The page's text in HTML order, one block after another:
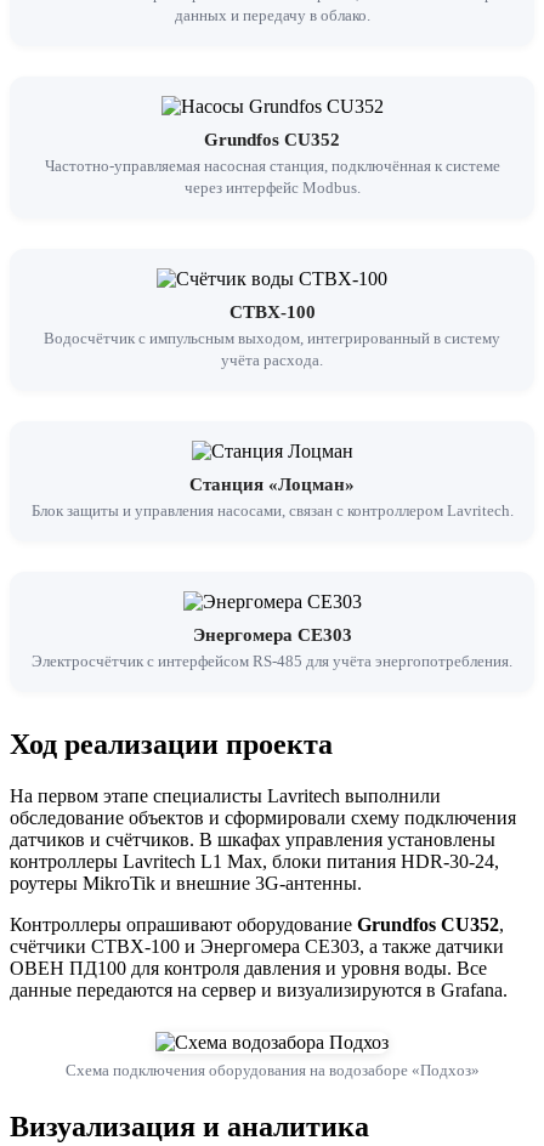
данных и передачу в облако.
Grundfos CU352
Частотно-управляемая насосная станция, подключённая к системе
через интерфейс Modbus.
СТВХ-100
Водосчётчик с импульсным выходом, интегрированный в систему
учёта расхода.
Станция «Лоцман»
Блок защиты и управления насосами, связан с контроллером Lavritech.
Энергомера СЕ303
Электросчётчик с интерфейсом RS-485 для учёта энергопотребления.
Ход реализации проекта
На первом этапе специалисты Lavritech выполнили
обследование объектов и сформировали схему подключения
датчиков и счётчиков. В шкафах управления установлены
контроллеры Lavritech L1 Max, блоки питания HDR-30-24,
роутеры MikroTik и внешние 3G-антенны.
Контроллеры опрашивают оборудование Grundfos CU352,
счётчики СТВХ-100 и Энергомера СЕ303, а также датчики
ОВЕН ПД100 для контроля давления и уровня воды. Все
данные передаются на сервер и визуализируются в Grafana.
Схема подключения оборудования на водозаборе «Подхоз»
Визуализация и аналитика